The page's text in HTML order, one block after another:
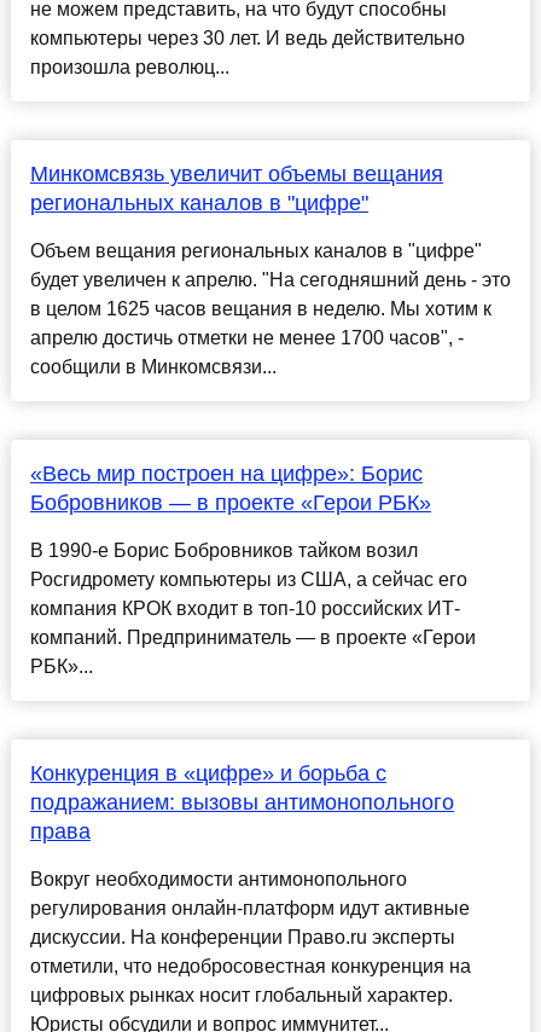
не можем представить, на что будут способны
компьютеры через 30 лет. И ведь действительно
произошла революц...
Минкомсвязь увеличит объемы вещания
региональных каналов в "цифре"
Объем вещания региональных каналов в "цифре"
будет увеличен к апрелю. "На сегодняшний день - это
в целом 1625 часов вещания в неделю. Мы хотим к
апрелю достичь отметки не менее 1700 часов", -
сообщили в Минкомсвязи...
«Весь мир построен на цифре»: Борис
Бобровников — в проекте «Герои РБК»
В 1990-е Борис Бобровников тайком возил
Росгидромету компьютеры из США, а сейчас его
компания КРОК входит в топ-10 российских ИТ-
компаний. Предприниматель — в проекте «Герои
РБК»...
Конкуренция в «цифре» и борьба с
подражанием: вызовы антимонопольного
права
Вокруг необходимости антимонопольного
регулирования онлайн-платформ идут активные
дискуссии. На конференции Право.ru эксперты
отметили, что недобросовестная конкуренция на
цифровых рынках носит глобальный характер.
Юристы обсудили и вопрос иммунитет...